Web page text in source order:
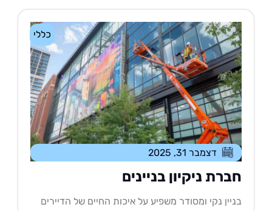
כללי
דצמבר 31, 2025
ניקיון בניינים
נקי ומסודר משפיע על איכות החיים של הדיירים